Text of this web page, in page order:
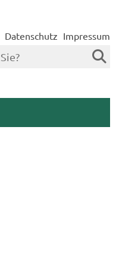
Datenschutz Impressum